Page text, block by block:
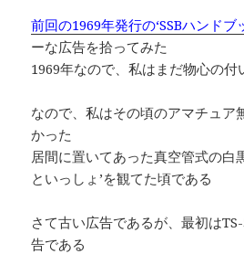
前回の1969年発行の‘SSBハンドブ
ーな広告を拾ってみた
1969年なので、私はまだ物心の付
なので、私はその頃のアマチュア
かった
居間に置いてあった真空管式の白
といっしょ’を観てた頃である
さて古い広告であるが、最初は
告である